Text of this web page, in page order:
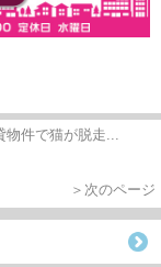
物件で猫が脱走...
＞次のページ